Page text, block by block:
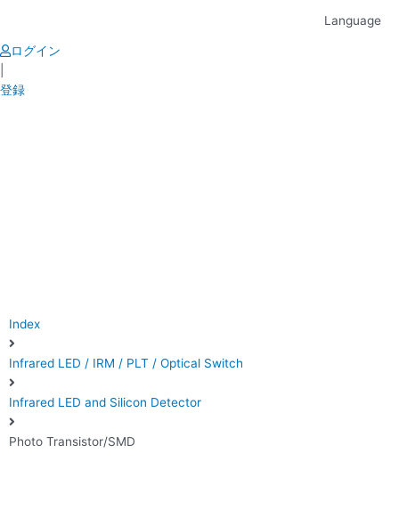
content
Language
ログイン
登録
Index
Infrared LED / IRM / PLT / Optical Switch
Infrared LED and Silicon Detector
Photo Transistor/SMD